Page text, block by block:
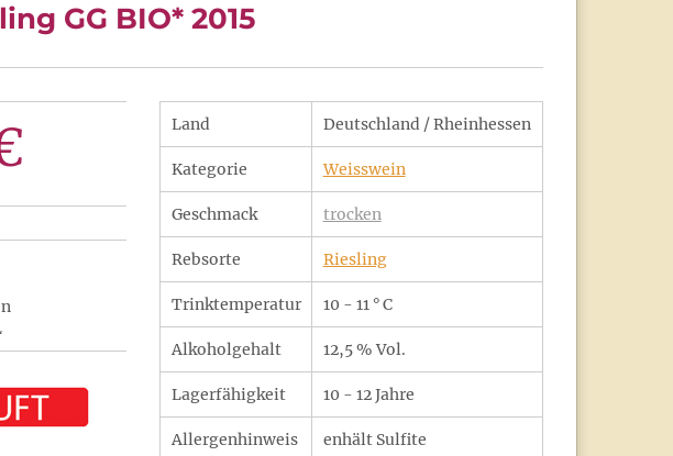
GG BIO* 2015
Land Deutschland / Rheinhessen
Kategorie Weisswein
Geschmack trocken
Rebsorte Riesling
Trinktemperatur 10 - 11 ° C
Alkoholgehalt 12,5 % Vol.
Lagerfähigkeit 10 - 12 Jahre
Allergenhinweis enhält Sulfite